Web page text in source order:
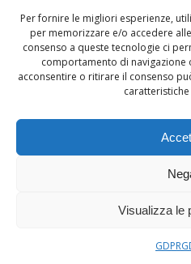
Per fornire le migliori esperienze,
per memorizzare e/o accedere
consenso a queste tecnologie ci
comportamento di navigazione
acconsentire o ritirare il consenso
Visualizza le
GDPR
indicando il
C.F. 96020930010
firmando per la
© 2026